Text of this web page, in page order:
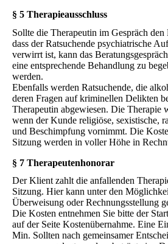
§ 5 Therapieausschluss
Sollte die Therapeutin im Gespräch
dass der Ratsuchende psychiatrische
verwirrt ist, kann das
eine entsprechende Behandlung zu
werden.
Ebenfalls werden Ratsuchende, die
deren Fragen auf kriminellen Delikten
Therapeutin abgewiesen. Die Therapie
wenn der Kunde religiöse, sexistische,
und Beschimpfung vornimmt. Die
Sitzung werden in voller Höhe in
§ 7 Therapeutenhonorar
Der Klient zahlt die anfallenden
Sitzung. Hier kann unter den
Überweisung oder Rechnungsstellung
Die Kosten entnehmen Sie bitte der
auf der Seite Kostenübernahme. Eine
Min. Sollten nach gemeinsamer